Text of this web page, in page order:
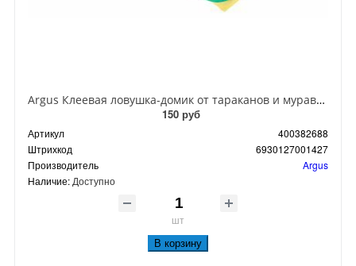
Argus Клеевая ловушка-домик от тараканов и муравьев
150 руб
Артикул
400382688
Штрихкод
6930127001427
Производитель
Argus
Наличие: Доступно
шт
В корзину